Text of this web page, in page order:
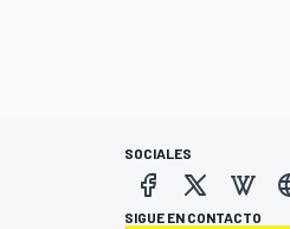
SOCIALES
SIGUE EN CONTACTO